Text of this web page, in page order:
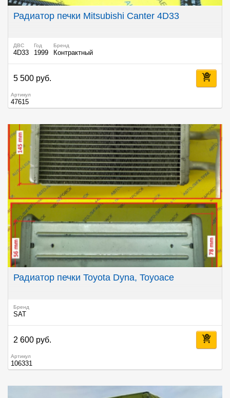
Радиатор печки Mitsubishi Canter 4D33
ДВС
4D33
Год
1999
Бренд
Контрактный
5 500 руб.
Артикул
47615
Радиатор печки Toyota Dyna, Toyoace
Бренд
SAT
2 600 руб.
Артикул
106331